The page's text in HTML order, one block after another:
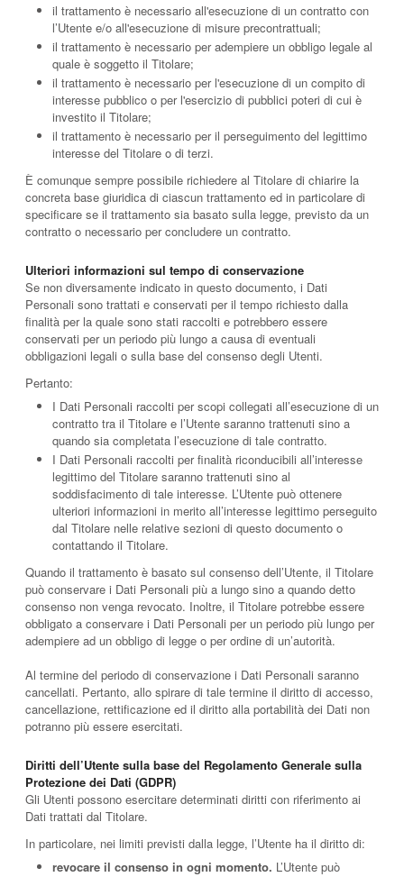
il trattamento è necessario all'esecuzione di un contratto con
l’Utente e/o all'esecuzione di misure precontrattuali;
il trattamento è necessario per adempiere un obbligo legale al
quale è soggetto il Titolare;
il trattamento è necessario per l'esecuzione di un compito di
interesse pubblico o per l'esercizio di pubblici poteri di cui è
investito il Titolare;
il trattamento è necessario per il perseguimento del legittimo
interesse del Titolare o di terzi.
È comunque sempre possibile richiedere al Titolare di chiarire la
concreta base giuridica di ciascun trattamento ed in particolare di
specificare se il trattamento sia basato sulla legge, previsto da un
contratto o necessario per concludere un contratto.
Ulteriori informazioni sul tempo di conservazione
Se non diversamente indicato in questo documento, i Dati
Personali sono trattati e conservati per il tempo richiesto dalla
finalità per la quale sono stati raccolti e potrebbero essere
conservati per un periodo più lungo a causa di eventuali
obbligazioni legali o sulla base del consenso degli Utenti.
Pertanto:
I Dati Personali raccolti per scopi collegati all’esecuzione di un
contratto tra il Titolare e l’Utente saranno trattenuti sino a
quando sia completata l’esecuzione di tale contratto.
I Dati Personali raccolti per finalità riconducibili all’interesse
legittimo del Titolare saranno trattenuti sino al
soddisfacimento di tale interesse. L’Utente può ottenere
ulteriori informazioni in merito all’interesse legittimo perseguito
dal Titolare nelle relative sezioni di questo documento o
contattando il Titolare.
Quando il trattamento è basato sul consenso dell’Utente, il Titolare
può conservare i Dati Personali più a lungo sino a quando detto
consenso non venga revocato. Inoltre, il Titolare potrebbe essere
obbligato a conservare i Dati Personali per un periodo più lungo per
adempiere ad un obbligo di legge o per ordine di un’autorità.
Al termine del periodo di conservazione i Dati Personali saranno
cancellati. Pertanto, allo spirare di tale termine il diritto di accesso,
cancellazione, rettificazione ed il diritto alla portabilità dei Dati non
potranno più essere esercitati.
Diritti dell’Utente sulla base del Regolamento Generale sulla
Protezione dei Dati (GDPR)
Gli Utenti possono esercitare determinati diritti con riferimento ai
Dati trattati dal Titolare.
In particolare, nei limiti previsti dalla legge, l’Utente ha il diritto di:
revocare il consenso in ogni momento. L’Utente può